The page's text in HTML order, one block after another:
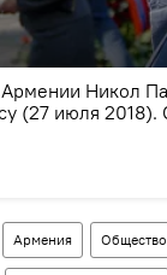
Никол
(27 июля 2018).
Армения Общество